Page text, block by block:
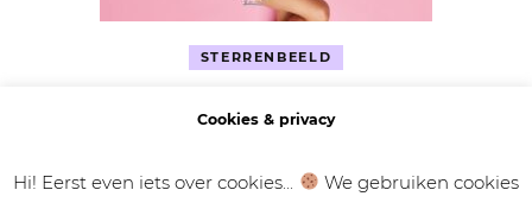
STERRENBEELD
sterrenbeeld
Cookies & privacy
Hi! Eerst even iets over cookies...
We gebruiken cookies